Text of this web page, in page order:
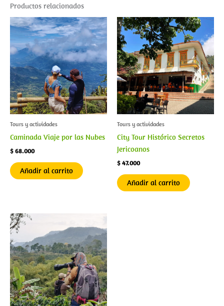
Productos relacionados
Tours y actividades
Caminada Viaje por las Nubes
$68.000
Añadir al carrito
Tours y actividades
City Tour Histórico Secretos
Jericoanos
$47.000
Añadir al carrito